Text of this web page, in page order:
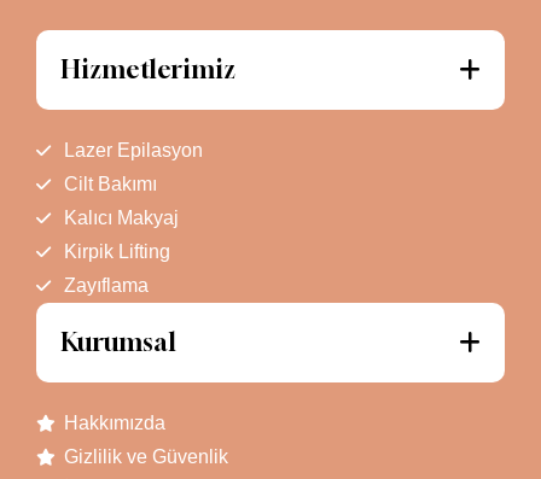
Hizmetlerimiz
Lazer Epilasyon
Cilt Bakımı
Kalıcı Makyaj
Kirpik Lifting
Zayıflama
Kurumsal
Hakkımızda
Gizlilik ve Güvenlik